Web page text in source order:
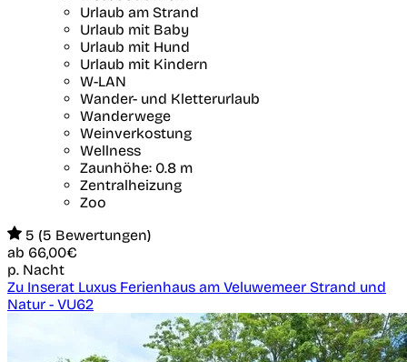
Urlaub am Strand
Urlaub mit Baby
Urlaub mit Hund
Urlaub mit Kindern
W-LAN
Wander- und Kletterurlaub
Wanderwege
Weinverkostung
Wellness
Zaunhöhe: 0.8 m
Zentralheizung
Zoo
5 (5 Bewertungen)
ab 66,00€
p. Nacht
Zu Inserat Luxus Ferienhaus am Veluwemeer Strand und
Natur - VU62